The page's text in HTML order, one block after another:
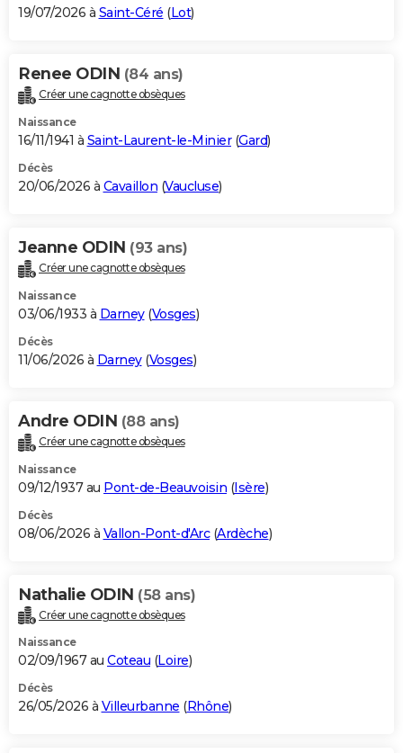
BONS PLANS
Carte de Noël
Carte Bonne année
Carte Saint-Valentin
Carte Pâques
Carte d'anniversaire
DICTIONNAIRE
Dictionnaire
Biographies
Citations
Expressions
Proverbes
PROGRAMME TV
S'inscrire
Se connecter
Lycées
Collèges
Primaires
Universités
Entreprises
Service militaire
Avis de recherche
AVIS DE DÉCÈS
Bricolage
Lifestyle
Culture
Sport
Auto
Television
Voyage
Cinema
19/07/2026 à Saint-Céré (Lot)
Renee ODIN (84 ans)
Créer une cagnotte obsèques
Naissance
16/11/1941 à Saint-Laurent-le-Minier(Gard)
Décès
20/06/2026 à Cavaillon (Vaucluse)
Jeanne ODIN (93 ans)
Créer une cagnotte obsèques
Naissance
03/06/1933 à Darney(Vosges)
Décès
11/06/2026 à Darney(Vosges)
Andre ODIN (88 ans)
Créer une cagnotte obsèques
Naissance
09/12/1937 au Pont-de-Beauvoisin (Isère)
Décès
08/06/2026 à Vallon-Pont-d'Arc(Ardèche)
Nathalie ODIN (58 ans)
Créer une cagnotte obsèques
Naissance
02/09/1967 au Coteau (Loire)
Décès
26/05/2026 à Villeurbanne (Rhône)